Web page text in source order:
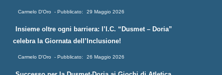
Carmelo D'Oro 29 Maggio 2026
Insieme oltre ogni barriera: l’I.C. “Dusmet – Doria”
celebra la Giornata dell’Inclusione!
Carmelo D'Oro 26 Maggio 2026